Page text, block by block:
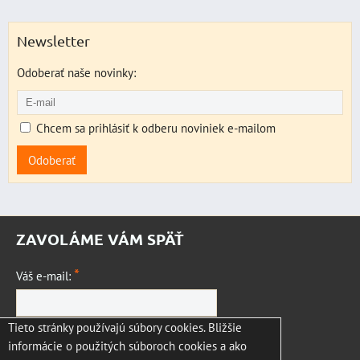
Newsletter
Odoberať naše novinky:
Chcem sa prihlásiť k odberu noviniek e-mailom
Odoberať
ZAVOLÁME VÁM SPÄŤ
Váš e-mail: *
Vaša otázka:*
Tieto stránky používajú súbory cookies. Bližšie
informácie o použitých súboroch cookies a ako